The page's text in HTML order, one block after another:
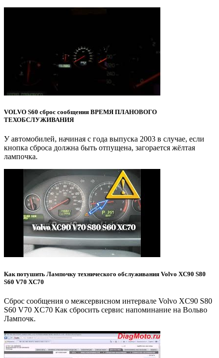
VOLVO S60 сброс сообщения ВРЕМЯ ПЛАНОВОГО
ТЕХОБСЛУЖИВАНИЯ
У автомобилей, начиная с года выпуска 2003 в случае, если
кнопка сброса должна быть отпущена, загорается жёлтая
лампочка.
Как потушить Лампочку технического обслуживания Volvo XC90 S80
S60 V70 XC70
Сброс сообщения о межсервисном интервале Volvo XC90 S80
S60 V70 XC70 Как сбросить сервис напоминание на Вольво
Лампочк.